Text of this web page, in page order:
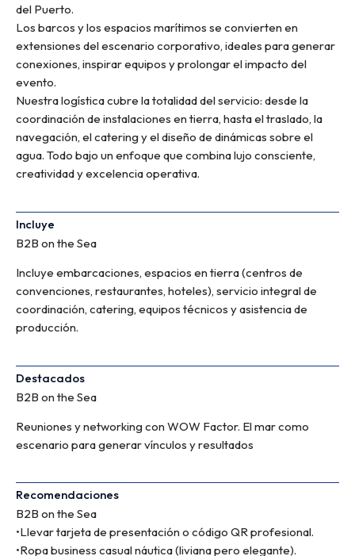
del Puerto.
Los barcos y los espacios marítimos se convierten en
extensiones del escenario corporativo, ideales para generar
conexiones, inspirar equipos y prolongar el impacto del
evento.
Nuestra logística cubre la totalidad del servicio: desde la
coordinación de instalaciones en tierra, hasta el traslado, la
navegación, el catering y el diseño de dinámicas sobre el
agua. Todo bajo un enfoque que combina lujo consciente,
creatividad y excelencia operativa.
Incluye
B2B on the Sea
Incluye embarcaciones, espacios en tierra (centros de
convenciones, restaurantes, hoteles), servicio integral de
coordinación, catering, equipos técnicos y asistencia de
producción.
Destacados
B2B on the Sea
Reuniones y networking con WOW Factor. El mar como
escenario para generar vínculos y resultados
Recomendaciones
B2B on the Sea
•Llevar tarjeta de presentación o código QR profesional.
•Ropa business casual náutica (liviana pero elegante).